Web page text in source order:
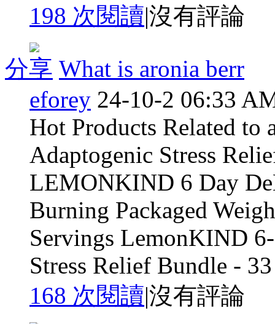
198 次閱讀|沒有評論
分享 What is aronia berr
eforey 24-10-2 06:33
Hot Products Related
Adaptogenic Stress
LEMONKIND 6 Day
Burning Packaged
Servings LemonKIND
Stress Relief Bundle -
168 次閱讀|沒有評論